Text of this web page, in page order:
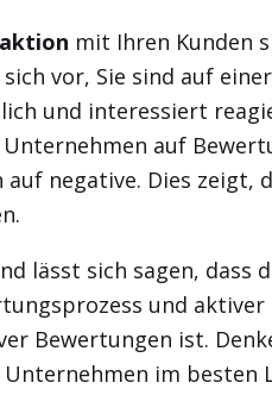
mit Ihren Kunden
sich vor, Sie sind auf
und interessiert
auf
auf negative. Dies zeigt,
lässt sich sagen, dass
und
Bewertungen ist.
Unternehmen im besten